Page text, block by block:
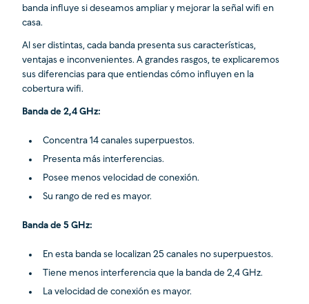
banda influye si deseamos ampliar y mejorar la señal wifi en
casa.
Al ser distintas, cada banda presenta sus características,
ventajas e inconvenientes. A grandes rasgos, te explicaremos
sus diferencias para que entiendas cómo influyen en la
cobertura wifi.
Banda de 2,4 GHz:
Concentra 14 canales superpuestos.
Presenta más interferencias.
Posee menos velocidad de conexión.
Su rango de red es mayor.
Banda de 5 GHz:
En esta banda se localizan 25 canales no superpuestos.
Tiene menos interferencia que la banda de 2,4 GHz.
La velocidad de conexión es mayor.